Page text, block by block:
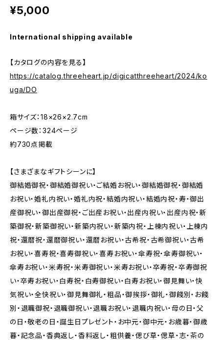
¥5,000
International shipping available
【カタログの内容を見る】
https://catalog.threeheart.jp/digicatthreeheart/2024/ko
uga/DO
箱サイズ：18×26×2.7cm
ページ数：324ページ
約730点掲載
【さまざまなギフトシーンに】
御結婚御祝・御結婚御祝い・ご結婚お祝い・御結婚御祝・御結婚
お祝い・婚礼内祝い・婚礼内祝・結婚内祝い・結婚内祝・寿・御出
産御祝い・御出産御祝・ご出産お祝い・出産内祝い・出産内祝・新
築御祝・新築御祝い・新築内祝い・新築内祝・上棟内祝い・上棟内
祝・還暦祝・還暦御祝い・還暦お祝い・古希祝・古希御祝い・古希
お祝い・喜寿祝・喜寿御祝い・喜寿お祝い・傘寿祝・傘寿御祝い・
傘寿お祝い・米寿祝・米寿御祝い・米寿お祝い・卒寿祝・卒寿御祝
い・卒寿お祝い・白寿祝・白寿御祝い・白寿お祝い・御見舞い・快
気祝い・全快祝い・御見舞御礼・粗品・御挨拶・御礼・御餞別・お餞
別・退職御祝・退職御祝い・退職お祝い・退職内祝い・母の日・父
の日・敬老の日・誕生日プレゼント・お中元・御中元・お歳暮・御歳
暮・記念品・香典返し・香料返し・粗供養・偲び草・偲草・志・茶の